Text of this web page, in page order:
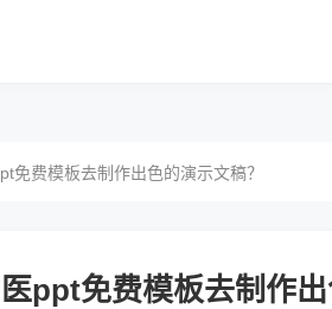
免费模板去制作出色的演示文稿？
ppt免费模板去制作出